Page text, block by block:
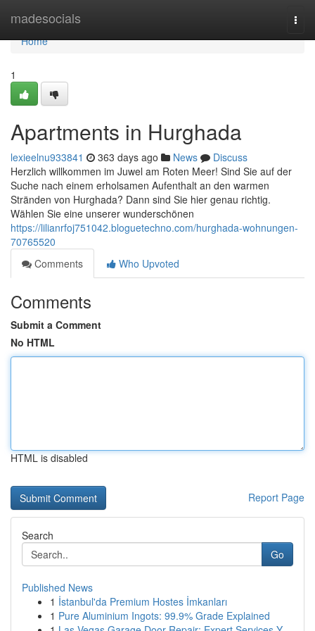
madesocials
Home
Home
1
Apartments in Hurghada
lexieelnu933841 363 days ago News
Discuss
Herzlich willkommen im Juwel am Roten Meer! Sind Sie auf der
Suche nach einem erholsamen Aufenthalt an den warmen
Stränden von Hurghada? Dann sind Sie hier genau richtig.
Wählen Sie eine unserer wunderschönen
https://lilianrfoj751042.bloguetechno.com/hurghada-wohnungen-
70765520
Comments
Who Upvoted
Comments
Submit a Comment
No HTML
HTML is disabled
Report Page
Search
Go
Published News
1 İstanbul'da Premium Hostes İmkanları
1 Pure Aluminium Ingots: 99.9% Grade Explained